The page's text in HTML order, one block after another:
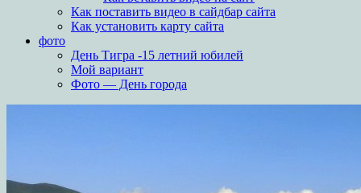
Как поставить видео в сайдбар сайта
Как установить карту сайта
фото
День Тигра -15 летний юбилей
Мой вариант
Фото — День города